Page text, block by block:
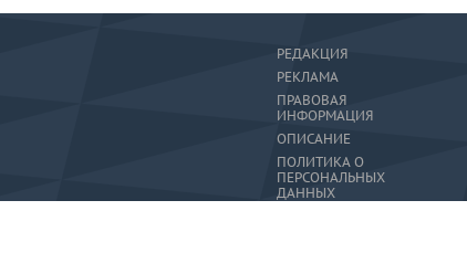
РЕДАКЦИЯ
РЕКЛАМА
ПРАВОВАЯ
ИНФОРМАЦИЯ
ОПИСАНИЕ
ПОЛИТИКА О
ПЕРСОНАЛЬНЫХ
ДАННЫХ